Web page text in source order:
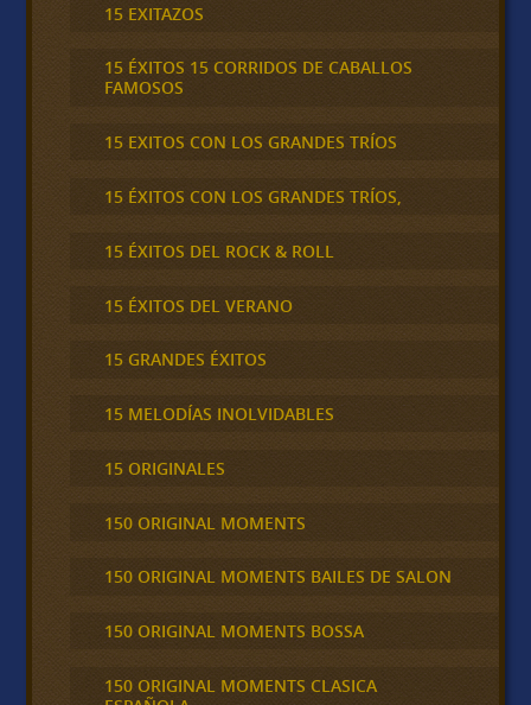
15 EXITAZOS
15 ÉXITOS 15 CORRIDOS DE CABALLOS
FAMOSOS
15 EXITOS CON LOS GRANDES TRÍOS
15 ÉXITOS CON LOS GRANDES TRÍOS,
15 ÉXITOS DEL ROCK & ROLL
15 ÉXITOS DEL VERANO
15 GRANDES ÉXITOS
15 MELODÍAS INOLVIDABLES
15 ORIGINALES
150 ORIGINAL MOMENTS
150 ORIGINAL MOMENTS BAILES DE SALON
150 ORIGINAL MOMENTS BOSSA
150 ORIGINAL MOMENTS CLASICA